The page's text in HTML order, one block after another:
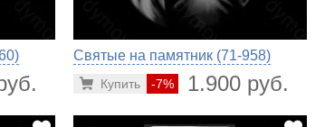
Святые на памятник (71-958)
-7% 1.900 руб.
Купить